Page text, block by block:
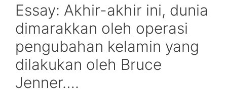
Essay: Akhir-akhir ini, dunia
dimarakkan oleh operasi
pengubahan kelamin yang
dilakukan oleh Bruce
Jenner….